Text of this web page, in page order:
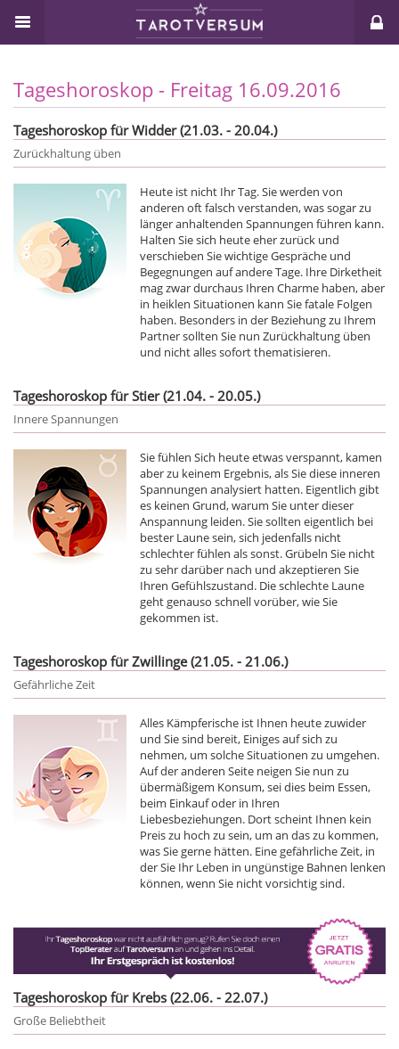
Tageshoroskop - Freitag 16.09.2016
Tageshoroskop für Widder (21.03. - 20.04.)
Zurückhaltung üben
Heute ist nicht Ihr Tag. Sie werden von
anderen oft falsch verstanden, was sogar zu
länger anhaltenden Spannungen führen kann.
Halten Sie sich heute eher zurück und
verschieben Sie wichtige Gespräche und
Begegnungen auf andere Tage. Ihre Dirketheit
mag zwar durchaus Ihren Charme haben, aber
in heiklen Situationen kann Sie fatale Folgen
haben. Besonders in der Beziehung zu Ihrem
Partner sollten Sie nun Zurückhaltung üben
und nicht alles sofort thematisieren.
Tageshoroskop für Stier (21.04. - 20.05.)
Innere Spannungen
Sie fühlen Sich heute etwas verspannt, kamen
aber zu keinem Ergebnis, als Sie diese inneren
Spannungen analysiert hatten. Eigentlich gibt
es keinen Grund, warum Sie unter dieser
Anspannung leiden. Sie sollten eigentlich bei
bester Laune sein, sich jedenfalls nicht
schlechter fühlen als sonst. Grübeln Sie nicht
zu sehr darüber nach und akzeptieren Sie
Ihren Gefühlszustand. Die schlechte Laune
geht genauso schnell vorüber, wie Sie
gekommen ist.
Tageshoroskop für Zwillinge (21.05. - 21.06.)
Gefährliche Zeit
Alles Kämpferische ist Ihnen heute zuwider
und Sie sind bereit, Einiges auf sich zu
nehmen, um solche Situationen zu umgehen.
Auf der anderen Seite neigen Sie nun zu
übermäßigem Konsum, sei dies beim Essen,
beim Einkauf oder in Ihren
Liebesbeziehungen. Dort scheint Ihnen kein
Preis zu hoch zu sein, um an das zu kommen,
was Sie gerne hätten. Eine gefährliche Zeit, in
der Sie Ihr Leben in ungünstige Bahnen lenken
können, wenn Sie nicht vorsichtig sind.
Tageshoroskop für Krebs (22.06. - 22.07.)
Große Beliebtheit